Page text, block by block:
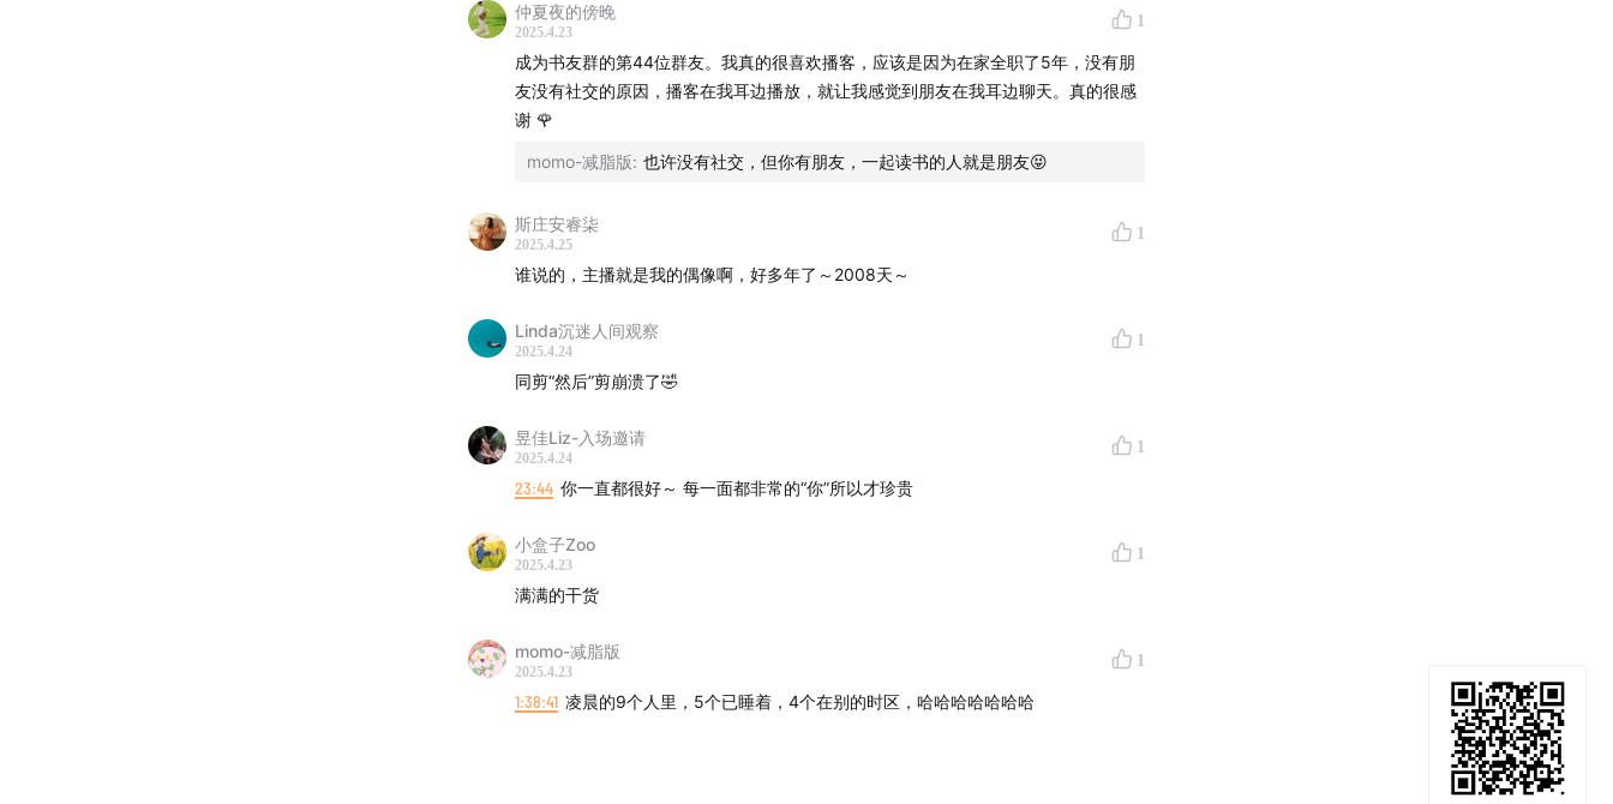
10:26 ：热点回避型人格，但总能莫名其妙撞上热点的玄学体质。（提到的单
素食者，我的阿勒泰，双11历史，618张雪峰，庆余年2）
：播客领域最强能力是什么热点都能快速聊透，这是需要知识储备支撑
18:46 ：作为阳光开朗大男孩，内心还是会有阴暗爬行的嫉妒，那一刻，我觉得
自己很陌生。（提到的单集：
袍加身，但还端着欲拒还迎的扭捏姿态。（提到的单集：
“好再来”。
：播放数据比较好的几期节目都是意料之外。（提到的单集：
：谈谈个人最喜欢的一期，“读书是甜的”在那一刻具象化了。（提到的单
42:27 ：关于情怀和赚钱，我希望节目能养活自己。
仲夏夜的傍晚
2025.4.23
1
成为书友群的第44位群友。我真的很喜欢播客，应该是因为在家全职了5年，没有朋
友没有社交的原因，播客在我耳边播放，就让我感觉到朋友在我耳边聊天。真的很感
谢 🌹
momo-减脂版: 也许没有社交，但你有朋友，一起读书的人就是朋友😝
斯庄安睿柒
2025.4.25
1
谁说的，主播就是我的偶像啊，好多年了～2008天～
Linda沉迷人间观察
2025.4.24
1
同剪“然后”剪崩溃了🤣
昱佳Liz-入场邀请
2025.4.24
1
23:44 你一直都很好～ 每一面都非常的“你”所以才珍贵
小盒子Zoo
2025.4.23
1
满满的干货
momo-减脂版
2025.4.23
1
1:38:41 凌晨的9个人里，5个已睡着，4个在别的时区，哈哈哈哈哈哈哈